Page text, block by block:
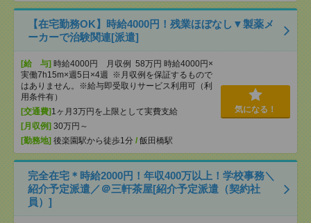
【在宅勤務OK】時給4000円！残業ほぼなし▼製薬メ
ーカーで治験関連[派遣]
[給 与] 時給4000円 月収例 58万円 時給4000円×
実働7h15m×週5日×4週 ※月収例を保証するもので
はありません。※給与即受取りサービス利用可（利
用条件有）
[交通費] 1ヶ月3万円を上限として実費支給
[月収例] 30万円～
[勤務地] 後楽園駅から徒歩1分 / 飯田橋駅
気になる！
完全在宅＊時給2000円！年収400万以上！学校事務＼
紹介予定派遣／＠三軒茶屋[紹介予定派遣（契約社
員）]